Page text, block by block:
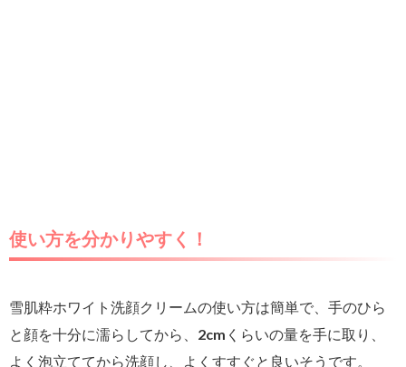
使い方を分かりやすく！
雪肌粋ホワイト洗顔クリームの使い方は簡単で、手のひら
と顔を十分に濡らしてから、2cmくらいの量を手に取り、
よく泡立ててから洗顔し、よくすすぐと良いそうです。